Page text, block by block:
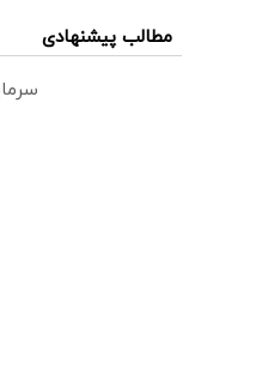
مطالب پیشنهادی